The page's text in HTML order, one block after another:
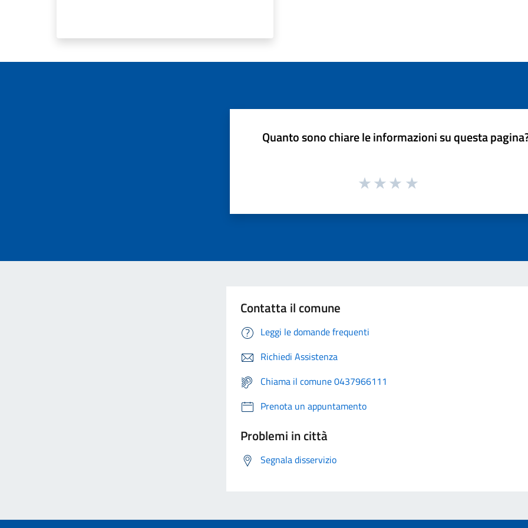
Quanto sono chiare le informazioni su questa
Contatta il comune
Leggi le domande frequenti
Richiedi Assistenza
Chiama il comune 0437966111
Prenota un appuntamento
Problemi in città
Segnala disservizio